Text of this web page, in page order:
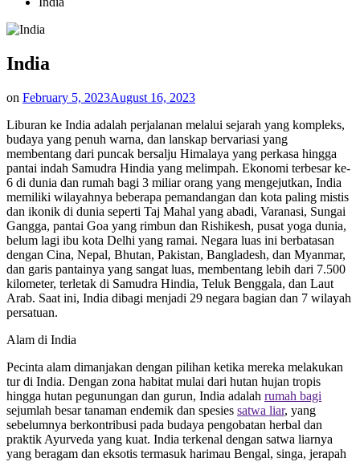
India
on February 5, 2023August 16, 2023
Liburan ke India adalah perjalanan melalui sejarah yang kompleks,
budaya yang penuh warna, dan lanskap bervariasi yang
membentang dari puncak bersalju Himalaya yang perkasa hingga
pantai indah Samudra Hindia yang melimpah. Ekonomi terbesar ke-
6 di dunia dan rumah bagi 3 miliar orang yang mengejutkan, India
memiliki wilayahnya beberapa pemandangan dan kota paling mistis
dan ikonik di dunia seperti Taj Mahal yang abadi, Varanasi, Sungai
Gangga, pantai Goa yang rimbun dan Rishikesh, pusat yoga dunia,
belum lagi ibu kota Delhi yang ramai. Negara luas ini berbatasan
dengan Cina, Nepal, Bhutan, Pakistan, Bangladesh, dan Myanmar,
dan garis pantainya yang sangat luas, membentang lebih dari 7.500
kilometer, terletak di Samudra Hindia, Teluk Benggala, dan Laut
Arab. Saat ini, India dibagi menjadi 29 negara bagian dan 7 wilayah
persatuan.
Alam di India
Pecinta alam dimanjakan dengan pilihan ketika mereka melakukan
tur di India. Dengan zona habitat mulai dari hutan hujan tropis
hingga hutan pegunungan dan gurun, India adalah rumah bagi
sejumlah besar tanaman endemik dan spesies satwa liar, yang
sebelumnya berkontribusi pada budaya pengobatan herbal dan
praktik Ayurveda yang kuat. India terkenal dengan satwa liarnya
yang beragam dan eksotis termasuk harimau Bengal, singa, jerapah